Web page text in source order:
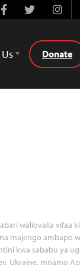
FacebookTwitter
Donate
waliovalia vifaa
majengo ambapo
kwa sababu ya
Ukraine, mnamo